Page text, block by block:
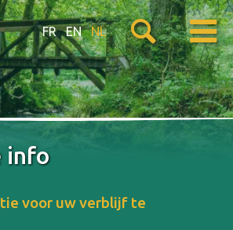
FR EN NL
info
voor uw verblijf te